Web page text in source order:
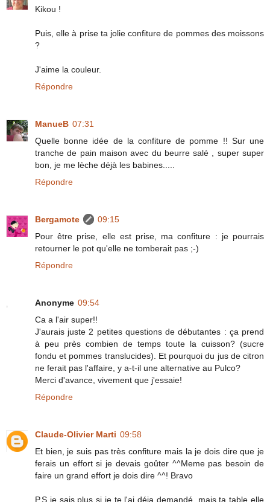
Kikou !
Puis, elle à prise ta jolie confiture de pommes des moissons
?
J'aime la couleur.
Répondre
ManueB 07:31
Quelle bonne idée de la confiture de pomme !! Sur une
tranche de pain maison avec du beurre salé , super super
bon, je me lèche déjà les babines.....
Répondre
Bergamote
09:15
Pour être prise, elle est prise, ma confiture : je pourrais
retourner le pot qu'elle ne tomberait pas ;-)
Répondre
Anonyme 09:54
Ca a l'air super!!
J'aurais juste 2 petites questions de débutantes : ça prend
à peu près combien de temps toute la cuisson? (sucre
fondu et pommes translucides). Et pourquoi du jus de citron
ne ferait pas l'affaire, y a-t-il une alternative au Pulco?
Merci d'avance, vivement que j'essaie!
Répondre
Claude-Olivier Marti 09:58
Et bien, je suis pas très confiture mais la je dois dire que je
ferais un effort si je devais goûter ^^Meme pas besoin de
faire un grand effort je dois dire ^^! Bravo
P.S je sais plus si je te l'ai déja demandé, mais ta table elle